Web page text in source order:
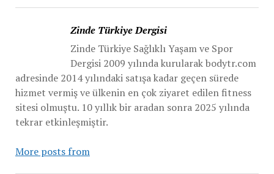
Zinde Türkiye Dergisi
Zinde Türkiye Sağlıklı Yaşam ve Spor
Dergisi 2009 yılında kurularak bodytr.com
adresinde 2014 yılındaki satışa kadar geçen sürede
hizmet vermiş ve ülkenin en çok ziyaret edilen fitness
sitesi olmuştu. 10 yıllık bir aradan sonra 2025 yılında
tekrar etkinleşmiştir.
More posts from